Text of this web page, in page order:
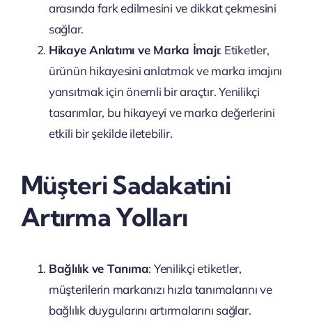
arasında fark edilmesini ve dikkat çekmesini
sağlar.
Hikaye Anlatımı ve Marka İmajı: Etiketler,
ürünün hikayesini anlatmak ve marka imajını
yansıtmak için önemli bir araçtır. Yenilikçi
tasarımlar, bu hikayeyi ve marka değerlerini
etkili bir şekilde iletebilir.
Müşteri Sadakatini
Artırma Yolları
Bağlılık ve Tanıma: Yenilikçi etiketler,
müşterilerin markanızı hızla tanımalarını ve
bağlılık duygularını artırmalarını sağlar.